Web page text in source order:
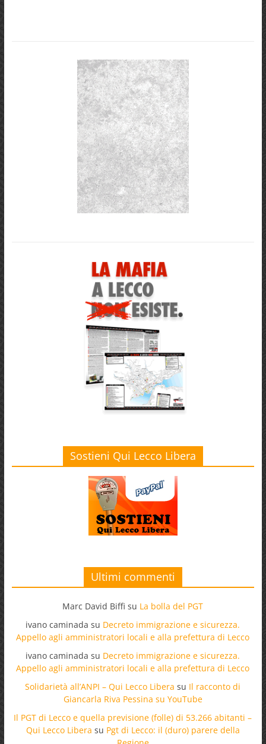
Sostieni Qui Lecco Libera
Ultimi commenti
Marc David Biffi su La bolla del PGT
ivano caminada su Decreto immigrazione e sicurezza.
Appello agli amministratori locali e alla prefettura di Lecco
ivano caminada su Decreto immigrazione e sicurezza.
Appello agli amministratori locali e alla prefettura di Lecco
Solidarietà all’ANPI – Qui Lecco Libera su Il racconto di
Giancarla Riva Pessina su YouTube
Il PGT di Lecco e quella previsione (folle) di 53.266 abitanti –
Qui Lecco Libera su Pgt di Lecco: il (duro) parere della